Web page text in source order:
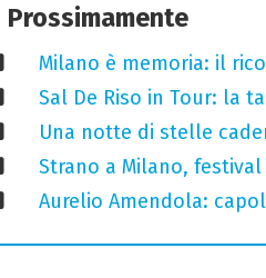
Prossimamente
Milano è memoria: il
Sal De Riso in Tour: la
Una notte di stelle
Strano a Milano,
Aurelio Amendola: